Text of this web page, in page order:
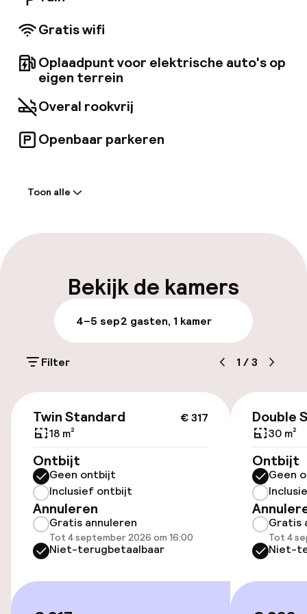
Gratis wifi
Oplaadpunt voor elektrische auto's op
eigen terrein
Overal rookvrij
Openbaar parkeren
Bagageruimte
Parkeren & mobiliteit
Openbaar parkeren
Oplaadpunt elektrische auto op
locatie
Toegankelijkheid
Overal rolstoeltoegankelijk
Lift
Zwemmen & wellness
Fitnessruimte / gym
Entertainment
Toon alle
Bekijk de kamers
4–5 sep2 gasten, 1 kamer
Filter 1 /3
€ 317
Twin Standard
18 m²
Ontbijt
Geen ontbijt
Inclusief ontbijt
Annuleren
Gratis annuleren
Tot 4 september 2026 om 16:00
Niet-terugbetaalbaar
Double
30 m²
Ontbijt
Geen
Gratis
Tot 4
Niet-